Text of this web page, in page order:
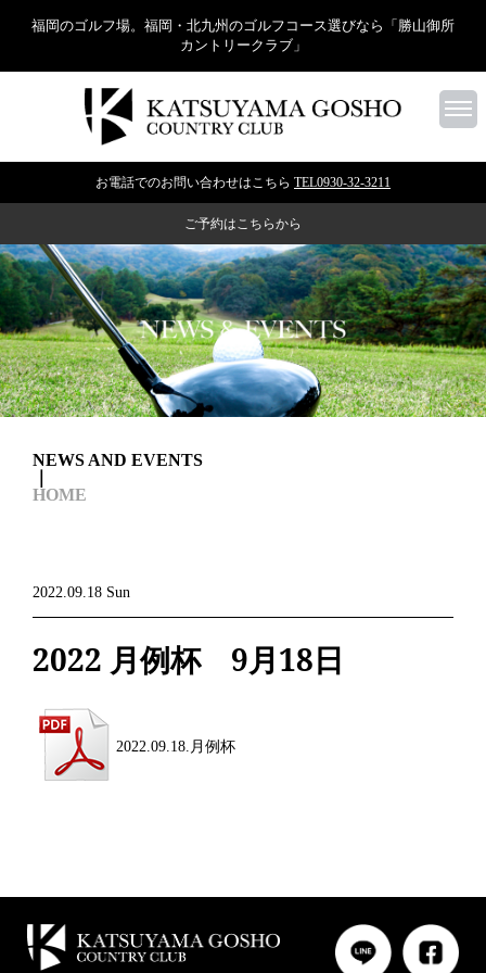
福岡のゴルフ場。福岡・北九州のゴルフコース選びなら「勝山御所
カントリークラブ」
お電話でのお問い合わせはこちら TEL0930-32-3211
ご予約はこちらから
HOME
NEWS AND EVENTS
2022.09.18 Sun
2022 月例杯 9月18日
2022.09.18.月例杯